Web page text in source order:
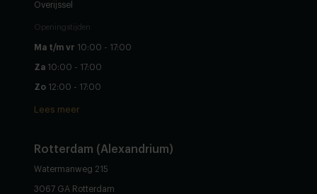
Overijssel
Openingstijden
Ma t/m vr 10:00 - 17:00
Za 10:00 - 17:00
Zo 12:00 - 17:00
Lees meer
Rotterdam (Alexandrium)
Watermanweg 215
3067 GA Rotterdam